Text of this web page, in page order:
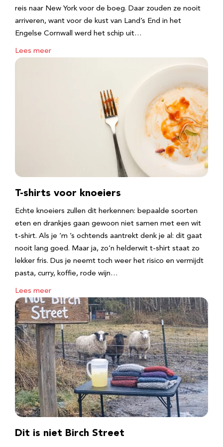
reis naar New York voor de boeg. Daar zouden ze nooit
arriveren, want voor de kust van Land’s End in het
Engelse Cornwall werd het schip uit…
Lees meer
T-shirts voor knoeiers
Echte knoeiers zullen dit herkennen: bepaalde soorten
eten en drankjes gaan gewoon niet samen met een wit
t-shirt. Als je ‘m ’s ochtends aantrekt denk je al: dit gaat
nooit lang goed. Maar ja, zo’n helderwit t-shirt staat zo
lekker fris. Dus je neemt toch weer het risico en vermijdt
pasta, curry, koffie, rode wijn…
Lees meer
Dit is niet Birch Street